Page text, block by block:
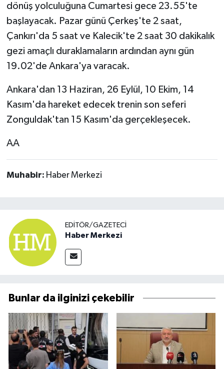
dönüş yolculuğuna Cumartesi gece 23.55'te
başlayacak. Pazar günü Çerkeş'te 2 saat,
Çankırı'da 5 saat ve Kalecik'te 2 saat 30 dakikalık
gezi amaçlı duraklamaların ardından aynı gün
19.02'de Ankara'ya varacak.
Ankara'dan 13 Haziran, 26 Eylül, 10 Ekim, 14
Kasım'da hareket edecek trenin son seferi
Zonguldak'tan 15 Kasım'da gerçekleşecek.
AA
Muhabir: Haber Merkezi
EDITÖR/GAZETECI
Haber Merkezi
Bunlar da ilginizi çekebilir